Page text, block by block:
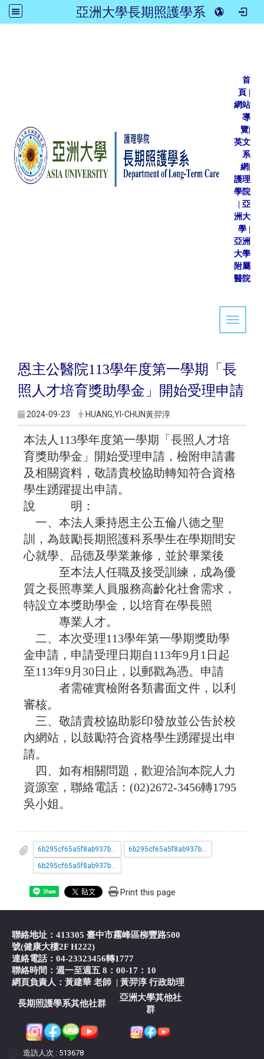
亞洲大學長期照護學系
首
頁 |
網站
導
覽|
英文
系
網|
護理
學院
| 亞
洲大
學 |
亞洲
大學
附屬
醫院
Toggle
恩主公醫院113學年度第一學期「長
照人才培育獎助學金」開始受理申請
2024-09-23 HUANG,YI-CHUN黃羿淳
本法人113學年度第一學期「長照人才培
育獎助學金」開始受理申請，檢附申請書
及相關資料，敬請貴校協助轉知符合資格
學生踴躍提出申請。
說 明：
一、本法人秉持恩主公五倫八德之聖
訓，為鼓勵長期照護科系學生在學期間安
心就學、品德及學業兼修，並於畢業後
至本法人任職及接受訓練，成為優
質之長照專業人員服務高齡化社會需求，
特設立本獎助學金，以培育在學長照
專業人才。
二、本次受理113學年第一學期獎助學
金申請，申請受理日期自113年9月1日起
至113年9月30日止，以郵戳為憑。申請
者需確實檢附各類書面文件，以利
審核。
三、敬請貴校協助影印發放並公告於校
內網站，以鼓勵符合資格學生踴躍提出申
請。
四、如有相關問題，歡迎洽詢本院人力
資源室，聯絡電話：(02)2672-3456轉1795
吳小姐。
6b295cf65a5f8ab937b67bd21e04c4db_1131200840_1_ATTCH1__1_.pdf
6b295cf65a5f8ab937b67bd21e04c4db_1131200840_2_ATTCH2__1_.pdf
Share Print this page
聯絡地址：413305 臺中市霧峰區柳豐路500
號(健康大樓2F H222)
連絡電話：04-23323456轉1777
聯絡時間：週一至週五 8：00-17：10
網頁負責人：黃建華 老師 |黃羿淳 行政助理
長期照護學系其他社群
亞洲大學其他社
群
造訪人次 : 513678